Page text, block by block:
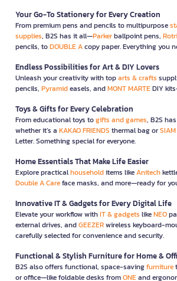
Your Go-To Stationery for Every Creation
From premium pens and pencils to multipurpose
supplies, B2S has it all—Parkerballpoint pens,
pencils, toDOUBLE Acopy paper. Everything you
Endless Possibilities for Art & DIY Lovers
Unleash your creativity with toparts & crafts
pencils, Pyramideasels, andMONT MARTEDIY
Toys & Gifts for Every Celebration
From educational toys togifts and games, B2S
whether it’s a KAKAO FRIENDS thermal bag or
Letter. Something special for everyone.
Home Essentials That Make Life Easier
Explore practicalhouseholditems likeAnitech
Double A Careface masks, and more—ready for
Innovative IT & Gadgets for Every Digital Life
Elevate your workflow withIT & gadgets likeNEO
external drives, andGEEZERwireless keyboard-
carefully selected for convenience and security.
Functional & Stylish Furniture for Home &
B2S also offers functional, space-savingfurniture
or office—like foldable desks fromONEand